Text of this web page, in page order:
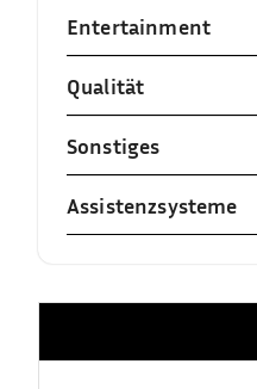
Entertainment
Qualität
Sonstiges
Assistenzsysteme